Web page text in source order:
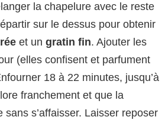
la chapelure avec le reste
sur le dessus pour obtenir
et un gratin fin. Ajouter les
(elles confisent et parfument
18 à 22 minutes, jusqu’à
franchement et que la
sans s’affaisser. Laisser reposer